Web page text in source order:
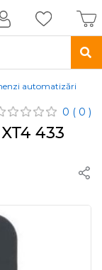
automatizări
0 ( 0 )
433